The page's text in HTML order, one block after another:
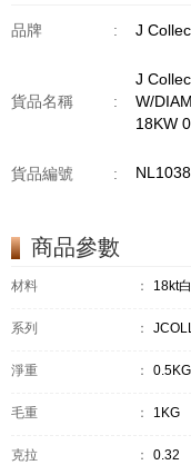
品牌 : J
貨品名稱 :
J
W/
18KW
貨品編號 :
商品參數
材料 ： 18kt
系列 ：
淨重 ： 0.5KG
毛重 ： 1KG
克拉 ： 0.32